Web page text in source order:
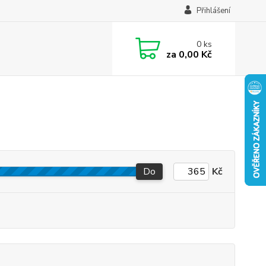
Přihlášení
0ks
za 0,00 Kč
Do Kč